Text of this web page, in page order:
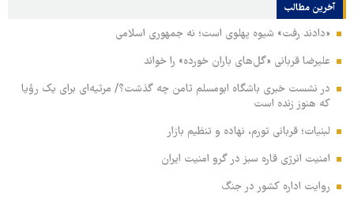
آخرین مطالب
«دادند رفت» شیوه پهلوی است؛ نه جمهوری اسلامی
علیرضا قربانی «گل‌های باران خورده» را خواند
در نشست خبری باشگاه ابومسلم ثامن چه گذشت؟/ مرثیه‌ای برای یک رؤیا
که هنوز زنده است
لبنیات؛ قربانی تورم، نهاده و تنظیم بازار
امنیت انرژی قاره سبز در گرو امنیت ایران
روایت اداره کشور در جنگ